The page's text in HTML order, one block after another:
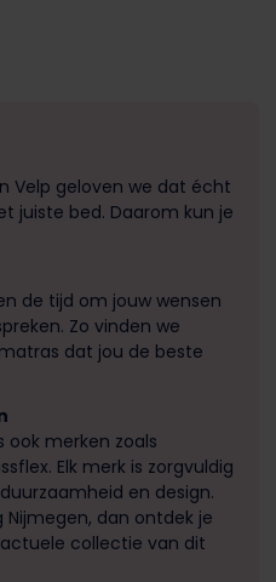
Velp geloven we dat écht
juiste bed. Daarom kun je
de tijd om jouw wensen
Zo vinden we
dat jou de beste
ook merken zoals
Elk merk is zorgvuldig
en design.
Nijmegen, dan ontdek je
collectie van dit